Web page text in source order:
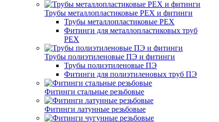
Трубы металлопластиковые PEX и фитинги
Трубы металлопластиковые PEX
Фитинги для металлопластиковых труб
PEX
Трубы полиэтиленовые ПЭ и фитинги
Трубы полиэтиленовые ПЭ
Фитинги для полиэтиленовых труб ПЭ
Фитинги стальные резьбовые
Фитинги латунные резьбовые